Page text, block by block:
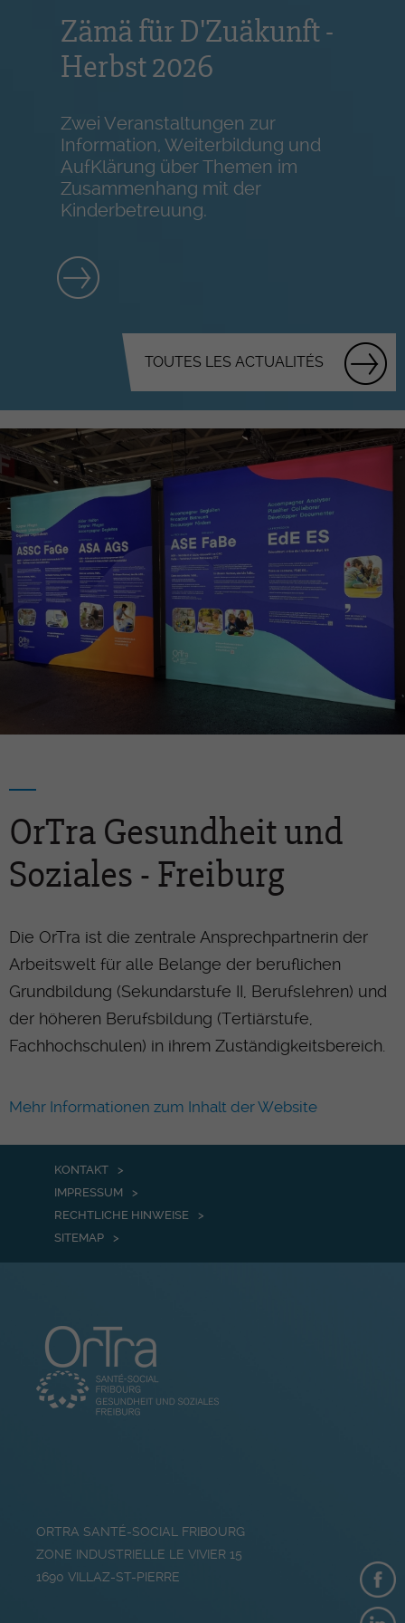
Zämä für D'Zuäkunft -
Herbst 2026
Zwei Veranstaltungen zur
Information, Weiterbildung und
AufKlärung über Themen im
Zusammenhang mit der
Kinderbetreuung.
TOUTES LES ACTUALITÉS
OrTra Gesundheit und
Soziales - Freiburg
Die OrTra ist die zentrale Ansprechpartnerin der
Arbeitswelt für alle Belange der beruflichen
Grundbildung (Sekundarstufe II, Berufslehren) und
der höheren Berufsbildung (Tertiärstufe,
Fachhochschulen) in ihrem Zuständigkeitsbereich.
Mehr Informationen zum Inhalt der Website
KONTAKT
IMPRESSUM
RECHTLICHE HINWEISE
SITEMAP
ORTRA SANTÉ-SOCIAL FRIBOURG
ZONE INDUSTRIELLE LE VIVIER 15
1690 VILLAZ-ST-PIERRE